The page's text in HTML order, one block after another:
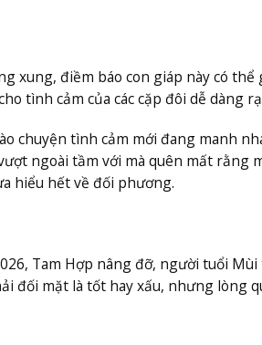
xung, điềm báo con giáp này có thể
tình cảm của các cặp đôi dễ dàng
chuyện tình cảm mới đang manh
ngoài tầm với mà quên mất rằng
hiểu hết về đối phương.
Tam Hợp nâng đỡ, người tuổi
đối mặt là tốt hay xấu, nhưng lòng